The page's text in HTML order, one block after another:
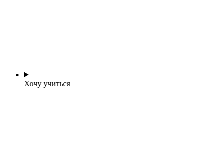
Хочу учиться